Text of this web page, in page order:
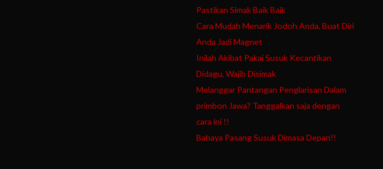
Pastikan Simak Baik Baik
Cara Mudah Menarik Jodoh Anda, Buat Diri
Anda Jadi Magnet
Inilah Akibat Pakai Susuk Kecantikan
Didagu, Wajib Disimak
Melanggar Pantangan Penglarisan Dalam
primbon Jawa? Tanggalkan saja dengan
cara ini !!
Bahaya Pasang Susuk Dimasa Depan!!